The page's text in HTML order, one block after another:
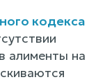
кодекса
алименты на